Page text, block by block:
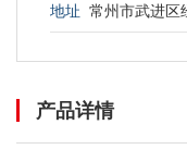
地址 常州市武进区
产品详情